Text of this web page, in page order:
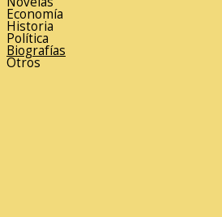
Economía
Historia
Política
Biografías
Otros